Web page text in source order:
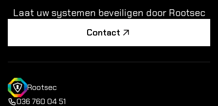
Laat uw systemen beveiligen door Rootsec
Contact
Rootsec
036 760 04 51